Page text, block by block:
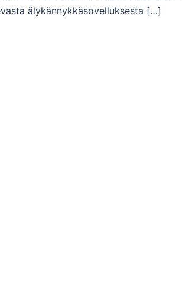
älykännykkäsovelluksesta […]